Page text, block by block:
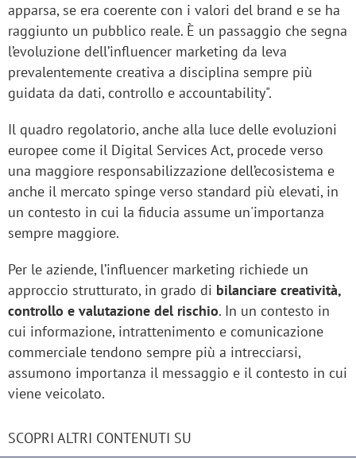
apparsa, se era coerente con i valori del brand e se ha
raggiunto un pubblico reale. È un passaggio che segna
l’evoluzione dell’influencer marketing da leva
prevalentemente creativa a disciplina sempre più
guidata da dati, controllo e accountability".
Il quadro regolatorio, anche alla luce delle evoluzioni
europee come il Digital Services Act, procede verso
una maggiore responsabilizzazione dell’ecosistema e
anche il mercato spinge verso standard più elevati, in
un contesto in cui la fiducia assume un'importanza
sempre maggiore.
Per le aziende, l’influencer marketing richiede un
approccio strutturato, in grado di bilanciare creatività,
controllo e valutazione del rischio. In un contesto in
cui informazione, intrattenimento e comunicazione
commerciale tendono sempre più a intrecciarsi,
assumono importanza il messaggio e il contesto in cui
viene veicolato.
SCOPRI ALTRI CONTENUTI SU